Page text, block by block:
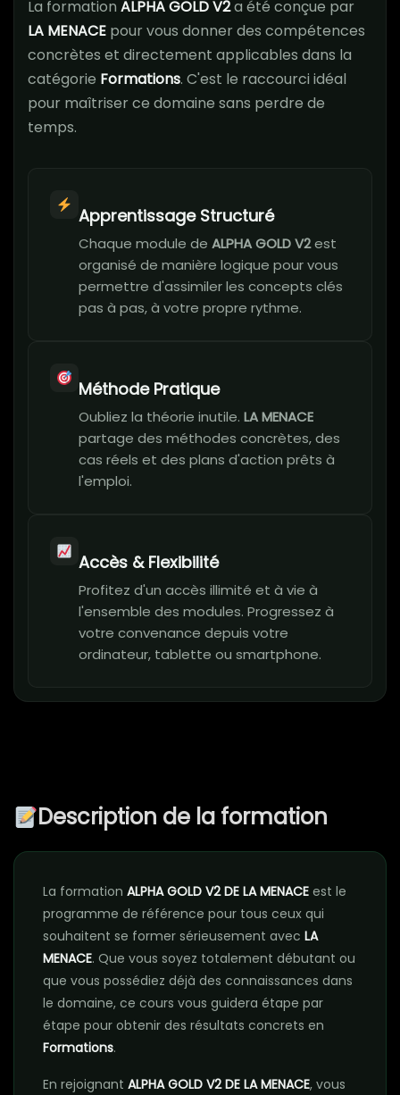
La formation ALPHA GOLD V2a été conçue par
LA MENACE pour vous donner des compétences
concrètes et directement applicables dans la
catégorie Formations. C'est le raccourci idéal
pour maîtriser ce domaine sans perdre de
temps.
Apprentissage Structuré
Chaque module de ALPHA GOLD V2est
organisé de manière logique pour vous
permettre d'assimiler les concepts clés
pas à pas, à votre propre rythme.
Méthode Pratique
Oubliez la théorie inutile. LA MENACE
partage des méthodes concrètes, des
cas réels et des plans d'action prêts à
l'emploi.
Accès & Flexibilité
Profitez d'un accès illimité et à vie à
l'ensemble des modules. Progressez à
votre convenance depuis votre
ordinateur, tablette ou smartphone.
Description de la formation
La formation ALPHA GOLD V2 DE LA MENACE est le
programme de référence pour tous ceux qui
souhaitent se former sérieusement avec LA
MENACE. Que vous soyez totalement débutant ou
que vous possédiez déjà des connaissances dans
le domaine, ce cours vous guidera étape par
étape pour obtenir des résultats concrets en
Formations.
En rejoignant ALPHA GOLD V2 DE LA MENACE, vous